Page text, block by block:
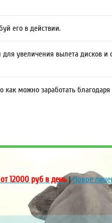
его в действии.
увеличения вылета дисков и
можно заработать
12000 руб в день|Новое